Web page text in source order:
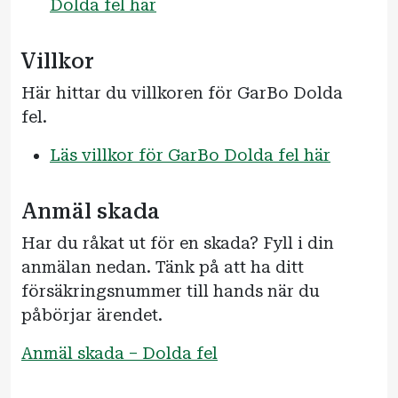
Dolda fel här
Villkor
Här hittar du villkoren för GarBo Dolda
fel.
Läs villkor för GarBo Dolda fel här
Anmäl skada
Har du råkat ut för en skada? Fyll i din
anmälan nedan. Tänk på att ha ditt
försäkringsnummer till hands när du
påbörjar ärendet.
Anmäl skada – Dolda fel